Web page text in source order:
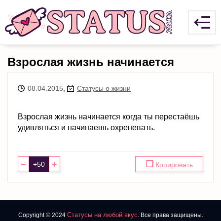
Взрослая жизнь начинается
08.04.2015 Статусы о жизни
Взрослая жизнь начинается когда ты перестаёшь
удивляться и начинаешь охреневать.
− + ❐ Копировать
Copyright © 2024 Статусы на любой вкус. Все права защищены.